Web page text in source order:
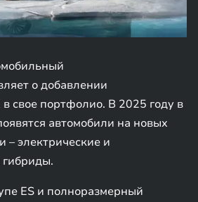
о добавлении
свое портфолио. В 2025 году в
автомобили на новых
– электрические и
ES и полноразмерный